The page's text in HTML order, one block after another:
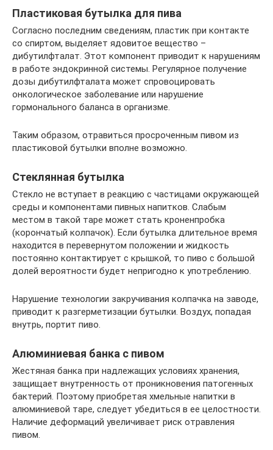
Пластиковая бутылка для пива
Согласно последним сведениям, пластик при контакте
со спиртом, выделяет ядовитое вещество –
дибутилфталат. Этот компонент приводит к нарушениям
в работе эндокринной системы. Регулярное получение
дозы дибутилфталата может спровоцировать
онкологическое заболевание или нарушение
гормонального баланса в организме.
Таким образом, отравиться просроченным пивом из
пластиковой бутылки вполне возможно.
Стеклянная бутылка
Стекло не вступает в реакцию с частицами окружающей
среды и компонентами пивных напитков. Слабым
местом в такой таре может стать кроненпробка
(корончатый колпачок). Если бутылка длительное время
находится в перевернутом положении и жидкость
постоянно контактирует с крышкой, то пиво с большой
долей вероятности будет непригодно к употреблению.
Нарушение технологии закручивания колпачка на заводе,
приводит к разгерметизации бутылки. Воздух, попадая
внутрь, портит пиво.
Алюминиевая банка с пивом
Жестяная банка при надлежащих условиях хранения,
защищает внутренность от проникновения патогенных
бактерий. Поэтому приобретая хмельные напитки в
алюминиевой таре, следует убедиться в ее целостности.
Наличие деформаций увеличивает риск отравления
пивом.